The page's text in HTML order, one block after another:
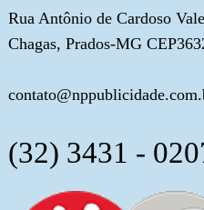
Rua Antônio de Cardoso
Chagas, Prados-MG
(32) 3431 -